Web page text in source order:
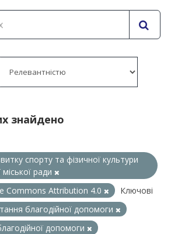
знайдено
спорту та фізичної культури
ради
Commons Attribution 4.0
Ключові
благодійної допомоги
допомоги